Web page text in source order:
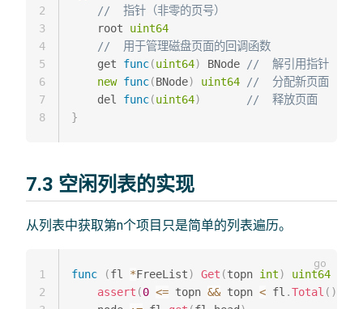
//  指针（非零的页号）
    root
uint64
//  用于管理磁盘页面的回调函数
    get
func(uint64) BNode
//  解引用指针
new func(BNode) uint64
//  分配新页面
    del
func(uint64)
//  释放页面
}
2
3
4
5
6
7
8
7.3 空闲列表的实现
从列表中获取第n个项目只是简单的列表遍历。
func (fl *FreeList) Get (topn int) uint64
assert (0 <= topn && topn < fl .Total ( )
1
2